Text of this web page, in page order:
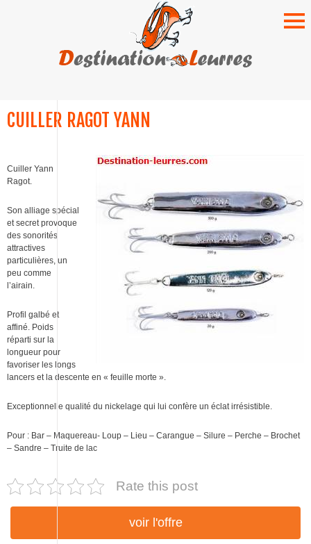
TO
CUILLER RAGOT YANN
Cuiller Yann
Ragot.
Son alliage spécial
et secret provoque
des sonorités
attractives
particulières, un
peu comme
l’airain.
Profil galbé et
affiné. Poids
réparti sur la
longueur pour
favoriser les longs
lancers et la descente en « feuille morte ».
Exceptionnelle qualité du nickelage qui lui confère un éclat irrésistible.
Pour : Bar – Maquereau- Loup – Lieu – Carangue – Silure – Perche – Brochet
– Sandre – Truite de lac
Rate this post
voir l'offre